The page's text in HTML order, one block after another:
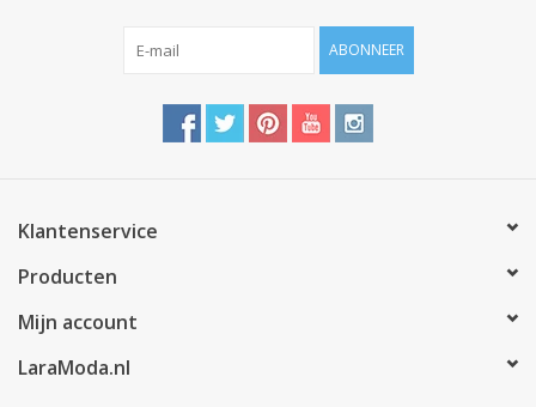
ABONNEER
Klantenservice
Producten
Mijn account
LaraModa.nl